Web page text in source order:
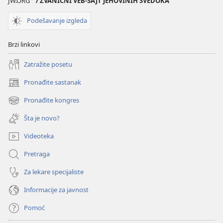
Podešavanje izgleda
Brzi linkovi
Zatražite posetu
Pronađite sastanak
(otvara
novi
prozor)
Pronađite kongres
(otvara
novi
prozor)
Šta je novo?
Videoteka
Pretraga
Za lekare specijaliste
Informacije za javnost
Pomoć